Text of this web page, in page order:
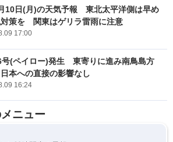
10日(月)の天気予報 東北太平洋側は早め
策を 関東はゲリラ雷雨に注意
17:00
号(ペイロー)発生 東寄りに進み南鳥島方
本への直接の影響なし
16:24
ニュー